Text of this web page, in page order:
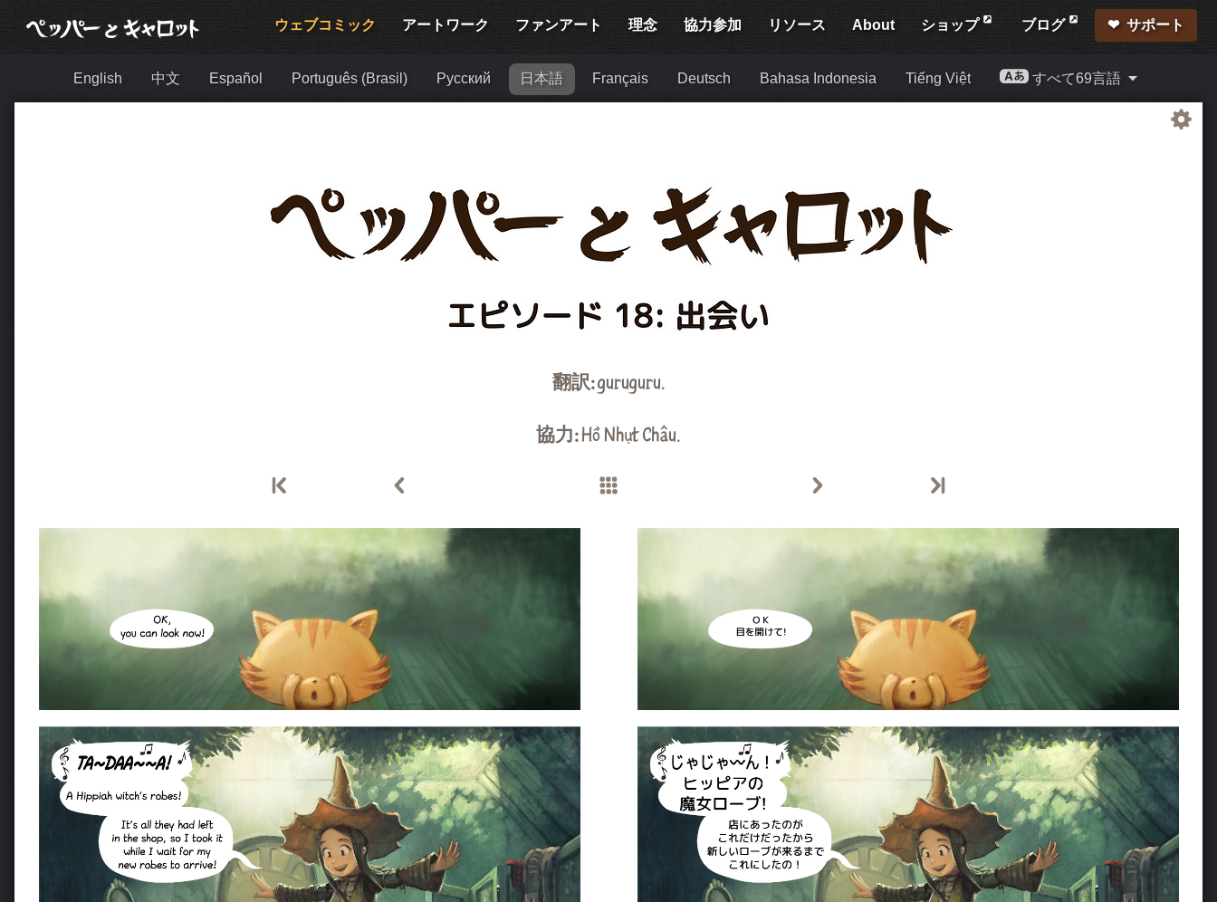
ウェブコミック アートワーク ファンアート 理念 協力参加 リソース About ショップ ブログ サポート
English 中文 Español Português (Brasil) Русский 日本語 Français Deutsch Bahasa Indonesia Tiếng Việt すべて69言語
翻訳:guruguru.
協力:Hồ Nhựt Châu.